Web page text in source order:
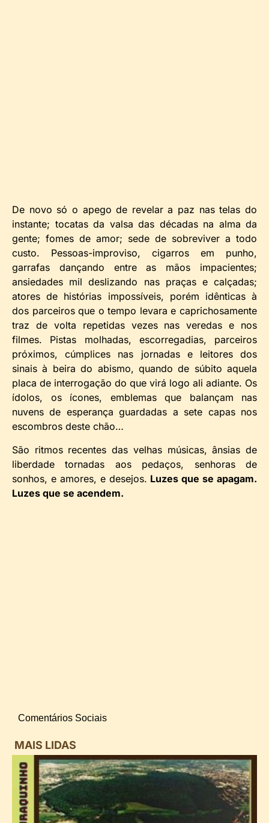
De novo só o apego de revelar a paz nas telas do
instante; tocatas da valsa das décadas na alma da
gente; fomes de amor; sede de sobreviver a todo
custo. Pessoas-improviso, cigarros em punho,
garrafas dançando entre as mãos impacientes;
ansiedades mil deslizando nas praças e calçadas;
atores de histórias impossíveis, porém idênticas à
dos parceiros que o tempo levara e caprichosamente
traz de volta repetidas vezes nas veredas e nos
filmes. Pistas molhadas, escorregadias, parceiros
próximos, cúmplices nas jornadas e leitores dos
sinais à beira do abismo, quando de súbito aquela
placa de interrogação do que virá logo ali adiante. Os
ídolos, os ícones, emblemas que balançam nas
nuvens de esperança guardadas a sete capas nos
escombros deste chão…
São ritmos recentes das velhas músicas, ânsias de
liberdade tornadas aos pedaços, senhoras de
sonhos, e amores, e desejos. Luzes que se apagam.
Luzes que se acendem.
Comentários Sociais
MAIS LIDAS